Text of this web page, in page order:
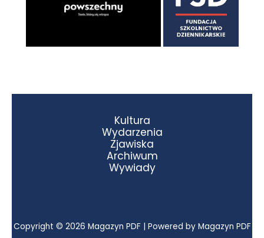
Kultura
Wydarzenia
Zjawiska
Archiwum
Wywiady
Copyright © 2026 Magazyn PDF | Powered by Magazyn PDF